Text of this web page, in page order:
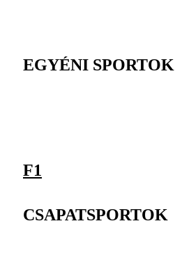
EGYÉNI SPORTOK
F1
CSAPATSPORTOK